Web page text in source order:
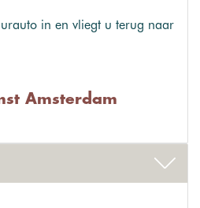
in en vliegt u terug naar
Amsterdam